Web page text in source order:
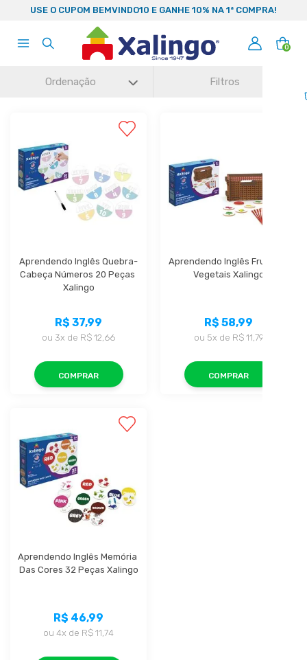
USE O CUPOM BEMVINDO10 E GANHE 10% NA 1ª COMPRA!
0
Ordenação Filtros
Aprendendo Inglês Quebra-
Cabeça Números 20 Peças
Xalingo
R$ 37,99
ou 3x de R$ 12,66
COMPRAR
Aprendendo Inglês Frutas e
Vegetais Xalingo
R$ 58,99
ou 5x de R$ 11,79
COMPRAR
Aprendendo Inglês Memória
Das Cores 32 Peças Xalingo
R$ 46,99
ou 4x de R$ 11,74